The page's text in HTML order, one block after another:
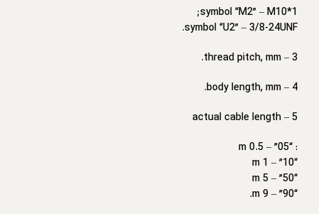
symbol “M2” – M10*1;
symbol “U2” – 3/8-24UNF.
3 – thread pitch, mm.
4 – body length, mm.
5 –
actual cable length
: “05” – 0.5 m
“10” – 1 m
“50” – 5 m
“90” – 9 m.